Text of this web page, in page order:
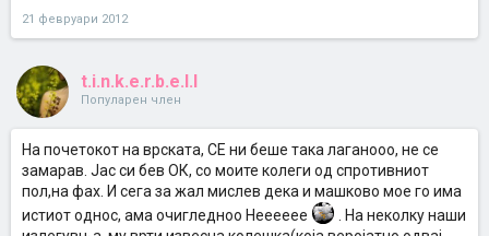
21 февруари 2012
t.i.n.k.e.r.b.e.l.l
Популарен член
На почетокот на врската, СЕ ни беше така лаганооо, не се
замарав. Јас си бев ОК, со моите колеги од спротивниот
пол,на фах. И сега за жал мислев дека и машково мое го има
истиот однос, ама очигледноо Нееееее
. На неколку наши